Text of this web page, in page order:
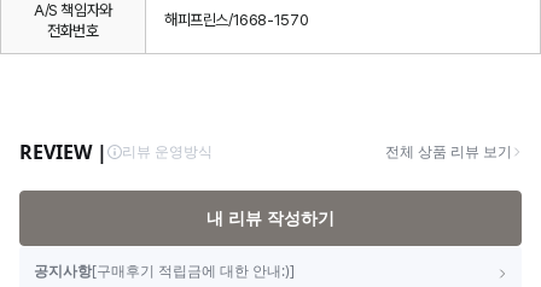
A/S 책임자와
전화번호
해피프린스/1668-1570